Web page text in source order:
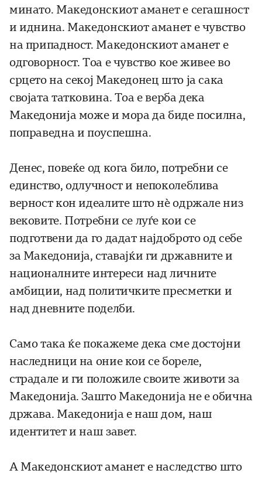
минато. Македонскиот аманет е сегашност
и иднина. Македонскиот аманет е чувство
на припадност. Македонскиот аманет е
одговорност. Тоа е чувство кое живее во
срцето на секој Македонец што ја сака
својата татковина. Тоа е верба дека
Македонија може и мора да биде посилна,
поправедна и поуспешна.
Денес, повеќе од кога било, потребни се
единство, одлучност и непоколеблива
верност кон идеалите што нѐ одржале низ
вековите. Потребни се луѓе кои се
подготвени да го дадат најдоброто од себе
за Македонија, ставајќи ги државните и
националните интереси над личните
амбиции, над политичките пресметки и
над дневните поделби.
Само така ќе покажеме дека сме достојни
наследници на оние кои се бореле,
страдале и ги положиле своите животи за
Македонија. Зашто Македонија не е обична
држава. Македонија е наш дом, наш
идентитет и наш завет.
А Македонскиот аманет е наследство што